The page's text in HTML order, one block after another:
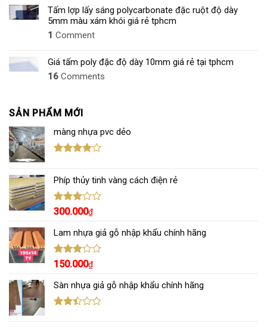
Tấm lợp lấy sáng polycarbonate đặc ruột độ dày
5mm màu xám khói giá rẻ tphcm
1 Comment
Giá tấm poly đặc độ dày 10mm giá rẻ tại tphcm
16 Comments
SẢN PHẨM MỚI
màng nhựa pvc dẻo
4.00 5
sao
Phíp thủy tinh vàng cách điện rẻ
Được
hạng
3.00 5
sao
300.000₫
Lam nhựa giả gỗ nhập khẩu chính hãng
Được
hạng
3.00 5
sao
150.000₫
Sàn nhựa giả gỗ nhập khẩu chính hãng